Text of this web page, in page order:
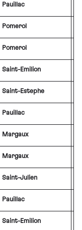
Pauillac
Pomerol
Pomerol
Saint-Emilion
Saint-Estephe
Pauillac
Margaux
Margaux
Saint-Julien
Pauillac
Saint-Emilion